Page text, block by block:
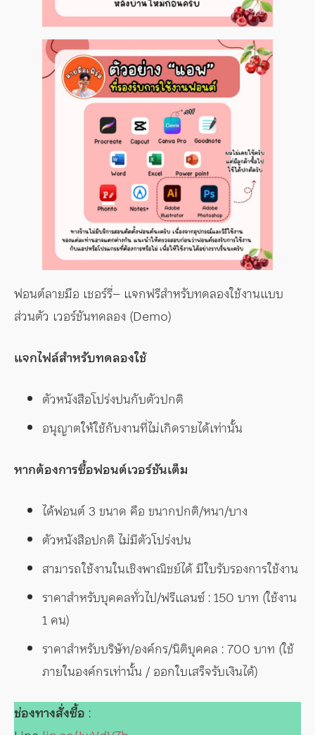
ฟอนต์ลายมือ เชอร์รี่– แจกฟรีสำหรับทดลองใช้งานแบบ
ส่วนตัว เวอร์ชันทดลอง (Demo)
แจกไฟล์สำหรับทดลองใช้
ตัวหนังสือโปร่งปนกับตัวปกติ
อนุญาตให้ใช้กับงานที่ไม่เกิดรายได้เท่านั้น
หากต้องการซื้อฟอนต์เวอร์ชันเต็ม
ได้ฟอนต์ 3 ขนาด คือ ขนากปกติ/หนา/บาง
ตัวหนังสือปกติ ไม่มีตัวโปร่งปน
สามารถใช้งานในเชิงพาณิชย์ได้ มีใบรับรองการใช้งาน
ราคาสำหรับบุคคลทั่วไป/ฟรีแลนซ์ : 150 บาท (ใช้งาน
1 คน)
ราคาสำหรับบริษัท/องค์กร/นิติบุคคล : 700 บาท (ใช้
ภายในองค์กรเท่านั้น / ออกใบเสร็จรับเงินได้)
ช่องทางสั่งซื้อ :